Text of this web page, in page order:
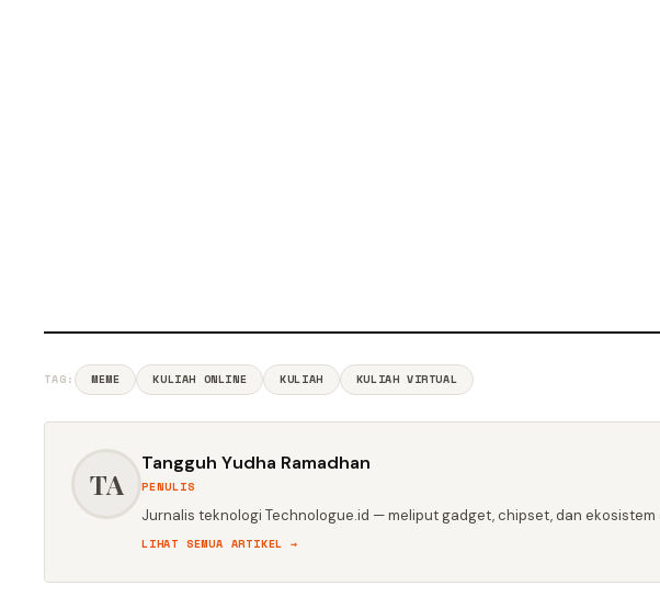
TAG: MEME KULIAH ONLINE KULIAH KULIAH VIRTUAL
TA
Tangguh Yudha Ramadhan
PENULIS
Jurnalis teknologi Technologue.id — meliput gadget, chipset, dan ekosistem
LIHAT SEMUA ARTIKEL →